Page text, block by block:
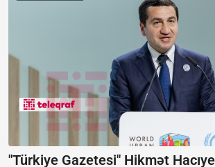
"Türkiye Gazetesi" Hikmət